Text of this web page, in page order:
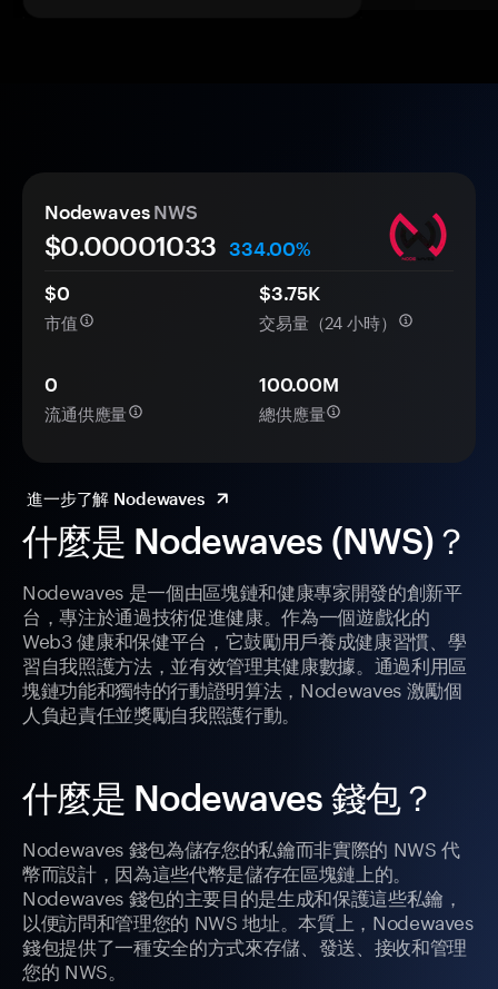
什麼是 Nodewaves (NWS)？
Nodewaves 是一個由區塊鏈和健康專家開發的創新平
台，專注於通過技術促進健康。作為一個遊戲化的
Web3 健康和保健平台，它鼓勵用戶養成健康習慣、學
習自我照護方法，並有效管理其健康數據。通過利用區
塊鏈功能和獨特的行動證明算法，Nodewaves 激勵個
人負起責任並獎勵自我照護行動。
什麼是 Nodewaves 錢包？
Nodewaves 錢包為儲存您的私鑰而非實際的 NWS 代
幣而設計，因為這些代幣是儲存在區塊鏈上的。
Nodewaves 錢包的主要目的是生成和保護這些私鑰，
以便訪問和管理您的 NWS 地址。本質上，Nodewaves
錢包提供了一種安全的方式來存儲、發送、接收和管理
您的 NWS。
Nodewaves NWS
$0.00001033
334.00%
$0
市值
$3.75K
交易量（24 小時）
0
流通供應量
100.00M
總供應量
進一步了解 Nodewaves